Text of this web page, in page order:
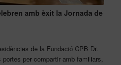
amb èxit la Jornada de
de la Fundació CPB Dr.
per compartir amb familiars,